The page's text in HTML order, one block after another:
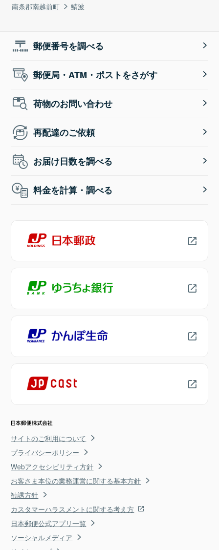
南条郡南越前町
鯖波
郵便番号を調べる
郵便局・ATM・ポストをさがす
荷物のお問い合わせ
再配達のご依頼
お届け日数を調べる
料金を計算・調べる
サイトのご利用について
プライバシーポリシー
Webアクセシビリティ方針
お客さま本位の業務運営に関する基本方針
勧誘方針
カスタマーハラスメントに関する考え方
日本郵便公式アプリ一覧
ソーシャルメディア